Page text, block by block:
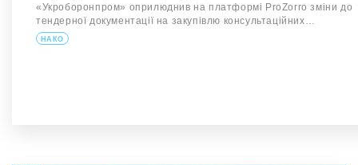
«Укроборонпром» оприлюднив на платформі ProZorro зміни до
тендерної документації на закупівлю консультаційних…
НАКО